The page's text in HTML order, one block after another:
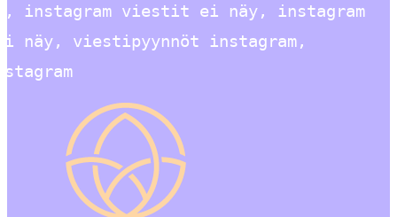
instagram viestit ei näy, instagram
näy, viestipyynnöt instagram,